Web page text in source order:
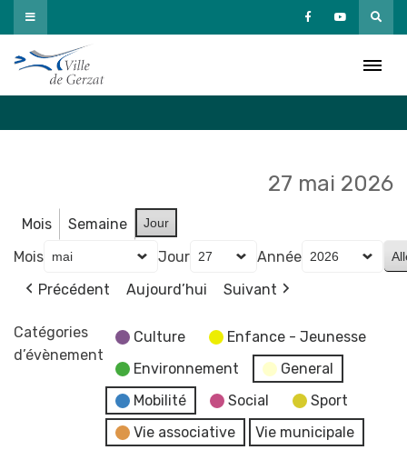
Passer
au
contenu
27 mai 2026
Mois Semaine Jour
Mois Jour
Année
Précédent
Aujourd’hui Suivant
Catégories
d’évènement
Culture
Enfance - Jeunesse
Environnement
General
Mobilité
Social
Sport
Vie associative
Vie municipale